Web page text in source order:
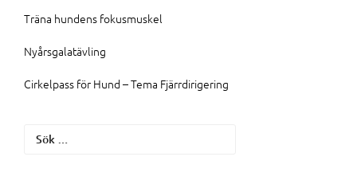
Träna hundens fokusmuskel
Nyårsgalatävling
Cirkelpass för Hund – Tema Fjärrdirigering
Sök